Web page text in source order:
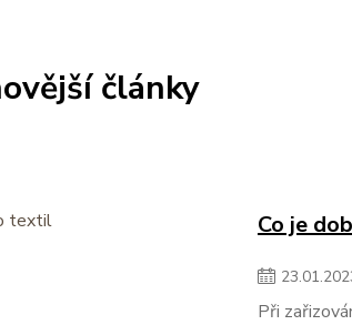
články
Co je
23.01.
Při